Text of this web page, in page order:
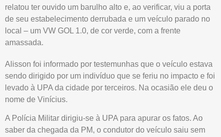
relatou ter ouvido um barulho alto e, ao verificar, viu a porta
de seu estabelecimento derrubada e um veículo parado no
local – um VW GOL 1.0, de cor verde, com a frente
amassada.
Alisson foi informado por testemunhas que o veículo estava
sendo dirigido por um indivíduo que se feriu no impacto e foi
levado à UPA da cidade por terceiros. Na ocasião ele deu o
nome de Vinícius.
A Polícia Militar dirigiu-se à UPA para apurar os fatos. Ao
saber da chegada da PM, o condutor do veículo saiu sem